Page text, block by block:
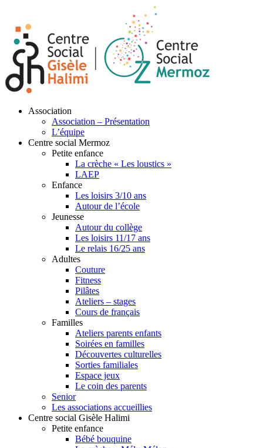
Association
Association – Présentation
L’équipe
Centre social Mermoz
Petite enfance
La crèche « Les loustics »
LAEP
Enfance
Les loisirs 3/10 ans
Autour de l’école
Jeunesse
Autour du collège
Les loisirs 11/17 ans
Le relais 16/25 ans
Adultes
Couture
Fitness
Pilâtes
Ateliers – stages
Cours de français
Familles
Ateliers parents enfants
Soirées en familles
Découvertes culturelles
Sorties familiales
Espace jeux
Le coin des parents
Senior
Les associations accueillies
Centre social Gisèle Halimi
Petite enfance
Bébé bouquine